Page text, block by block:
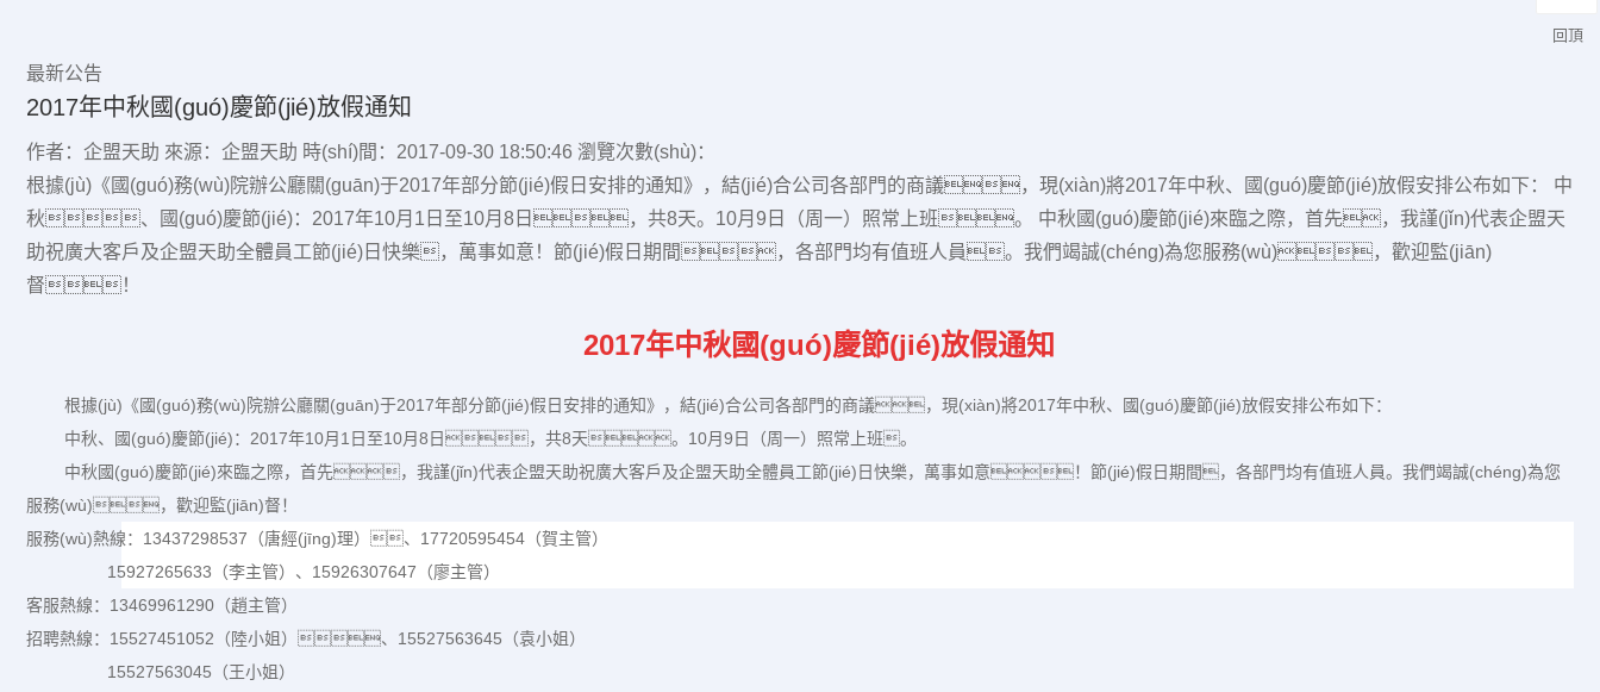
最新公告
2017年中秋國(guó)慶節(jié)放假通知
作者：企盟天助 來源：企盟天助 時(shí)間：2017-09-30 18:50:46 瀏覽次數(shù)：
根據(jù)《國(guó)務(wù)院辦公廳關(guān)于2017年部分節(jié)假日安排的通知》，結(jié)合公司各部門的商議，現(xiàn)將2017年中秋、國(guó)慶節(jié)放假安排公布如下： 中
秋、國(guó)慶節(jié)：2017年10月1日至10月8日，共8天。10月9日（周一）照常上班。 中秋國(guó)慶節(jié)來臨之際，首先，我謹(jǐn)代表企盟天
助祝廣大客戶及企盟天助全體員工節(jié)日快樂，萬事如意！節(jié)假日期間，各部門均有值班人員。我們竭誠(chéng)為您服務(wù)，歡迎監(jiān)
督！
2017年中秋國(guó)慶節(jié)放假通知
根據(jù)《國(guó)務(wù)院辦公廳關(guān)于2017年部分節(jié)假日安排的通知》，結(jié)合公司各部門的商議，現(xiàn)將2017年中秋、
國(guó)慶節(jié)放假安排公布如下：
中秋、
國(guó)慶節(jié)： 2017年10月 1 日至10月8 日，共8天。 10月9 日（周一）照常上班。
中秋國(guó)慶節(jié)來臨之際，首先，我謹(jǐn)代表企盟天助祝廣大客戶及企盟天助全體員工節(jié)日快樂，萬事如意！節(jié)假日期間， 各部門均有值班人員。我們竭誠(chéng)為您
服務(wù)，歡迎監(jiān)督！
服務(wù)熱線： 13437298537 （唐經(jīng)理） 、 17720595454 （賀主管）
15927265633 （李主管） 、 15926307647 （廖主管）
客服熱線： 13469961290 （趙主管）
招聘熱線： 15527451052 （陸小姐）、 15527563645（袁小姐）
15527563045（王小姐）
回頂